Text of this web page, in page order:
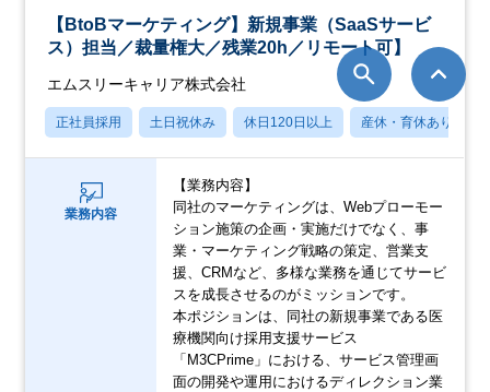
【BtoBマーケティング】新規事業（SaaSサービ
ス）担当／裁量権大／残業20h／リモート可】
エムスリーキャリア株式会社
正社員採用 土日祝休み 休日120日以上 産休・育休あり
業務内容
【業務内容】
同社のマーケティングは、Webプローモー
ション施策の企画・実施だけでなく、事
業・マーケティング戦略の策定、営業支
援、CRMなど、多様な業務を通じてサービ
スを成長させるのがミッションです。
本ポジションは、同社の新規事業である医
療機関向け採用支援サービス
「M3CPrime」における、サービス管理画
面の開発や運用におけるディレクション業